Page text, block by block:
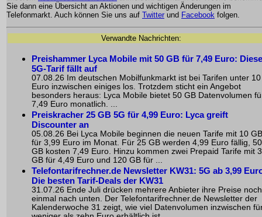
Sie dann eine Übersicht an Aktionen und wichtigen Änderungen im
Telefonmarkt. Auch können Sie uns auf Twitter und Facebook folgen.
Verwandte Nachrichten:
Preishammer Lyca Mobile mit 50 GB für 7,49 Euro:
5G-Tarif fällt auf
07.08.26 Im deutschen Mobilfunkmarkt ist bei Tarifen unter 10
Euro inzwischen einiges los. Trotzdem sticht ein Angebot
besonders heraus: Lyca Mobile bietet 50 GB Datenvolumen
7,49 Euro monatlich. ...
Preiskracher 25 GB 5G für 4,99 Euro: Lyca greift
Discounter an
05.08.26 Bei Lyca Mobile beginnen die neuen Tarife mit 10 GB
für 3,99 Euro im Monat. Für 25 GB werden 4,99 Euro fällig, 50
GB kosten 7,49 Euro. Hinzu kommen zwei Prepaid Tarife mit
GB für 4,49 Euro und 120 GB für ...
Telefontarifrechner.de Newsletter KW31: 5G ab 3,99
Die besten Tarif-Deals der KW31
31.07.26 Ende Juli drücken mehrere Anbieter ihre Preise noch
einmal nach unten. Der Telefontarifrechner.de Newsletter der
Kalenderwoche 31 zeigt, wie viel Datenvolumen inzwischen